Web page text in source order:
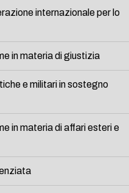
internazionale per lo
in materia di giustizia
e militari in sostegno
in materia di affari esteri e